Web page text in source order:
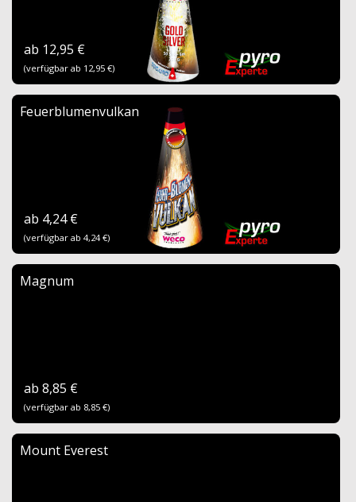
ab 12,95 €
(verfügbar ab 12,95 €)
Feuerblumenvulkan
ab 4,24 €
(verfügbar ab 4,24 €)
Magnum
ab 8,85 €
(verfügbar ab 8,85 €)
Mount Everest